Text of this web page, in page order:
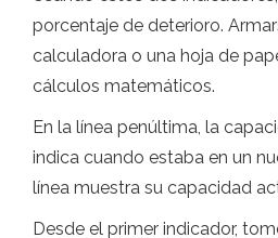
porcentaje de deterioro.
calculadora o una hoja de
cálculos matemáticos.
En la línea penúltima, la
indica cuando estaba en un
línea muestra su capacidad
Desde el primer indicador,